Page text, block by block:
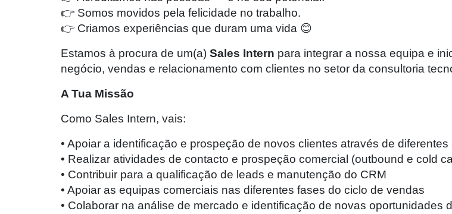
👉 Somos movidos pela felicidade no trabalho.
👉 Criamos experiências que duram uma vida 😊
Estamos à procura de um(a) Sales Intern para integrar a nossa equipa e
negócio, vendas e relacionamento com clientes no setor da consultoria
A Tua Missão
Como Sales Intern, vais:
• Apoiar a identificação e prospeção de novos clientes através de
• Realizar atividades de contacto e prospeção comercial (outbound e cold
• Contribuir para a qualificação de leads e manutenção do CRM
• Apoiar as equipas comerciais nas diferentes fases do ciclo de vendas
• Colaborar na análise de mercado e identificação de novas oportunidades